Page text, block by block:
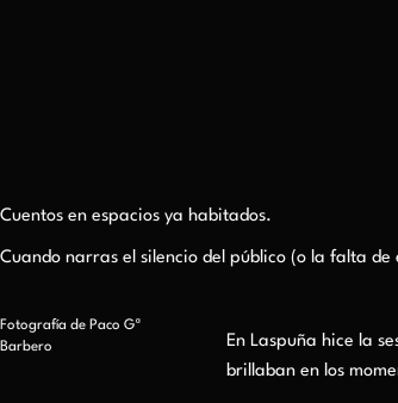
Cuentos en espacios ya habitados.
Cuando narras el silencio del público (o la falta
Fotografía de Paco Gª
Barbero
En Laspuña hice la
brillaban en los